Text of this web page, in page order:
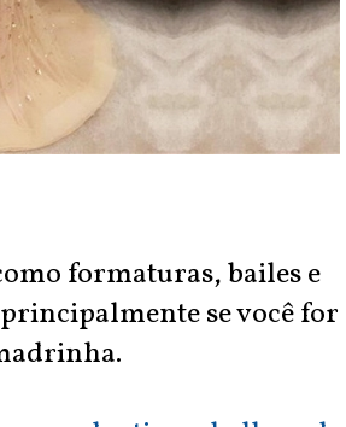
formaturas, bailes e
se você for